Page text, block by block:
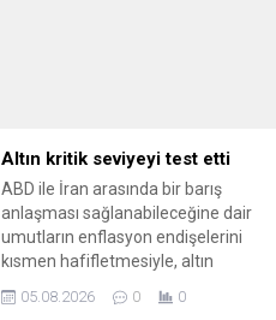
Altın kritik seviyeyi test etti
ABD ile İran arasında bir barış
anlaşması sağlanabileceğine dair
umutların enflasyon endişelerini
kısmen hafifletmesiyle, altın
değer kazandı. Gümüş de yüzde 3'ü
05.08.2026 0 0